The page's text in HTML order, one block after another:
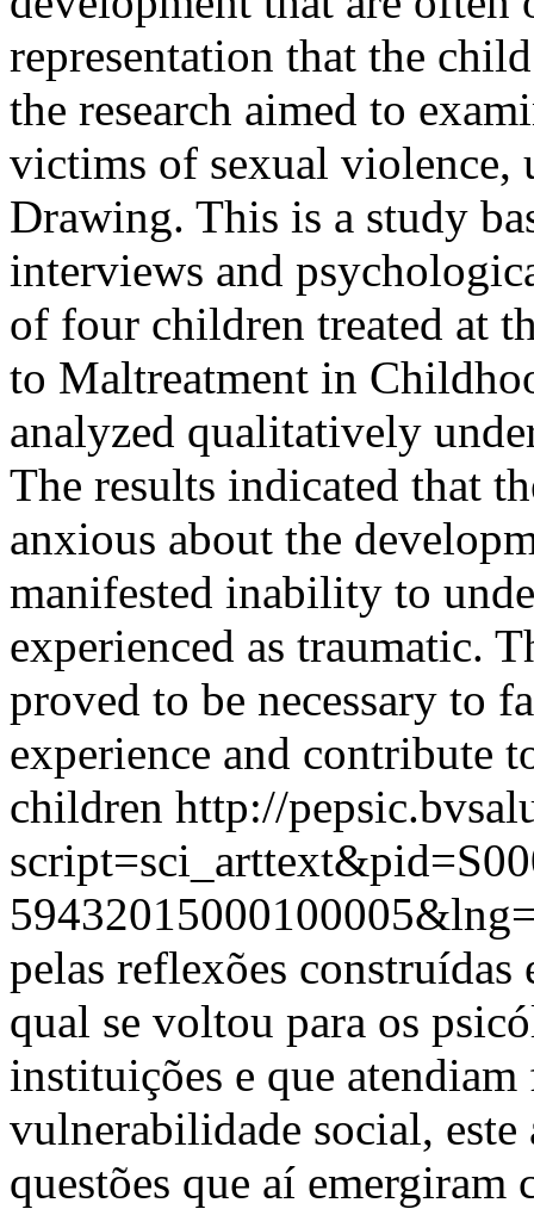
representation that the
the research aimed to
victims of sexual violence,
Drawing. This is a study
interviews and
of four children treated at
to Maltreatment in
analyzed qualitatively
The results indicated that
anxious about the
manifested inability to
experienced as traumatic.
proved to be necessary to
experience and contribute
children http://
pelas reflexões construídas
qual se voltou para os
instituições e que
vulnerabilidade social, este
questões que aí emergiram